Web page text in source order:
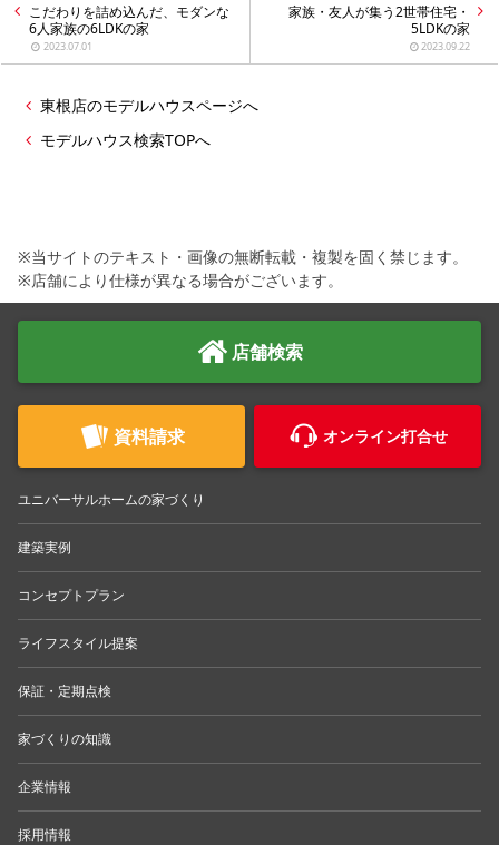
こだわりを詰め込んだ、モダンな
6人家族の6LDKの家
2023.07.01
家族・友人が集う2世帯住宅・
5LDKの家
2023.09.22
東根店のモデルハウスページへ
モデルハウス検索TOPへ
※当サイトのテキスト・画像の無断転載・複製を固く禁じます。
※店舗により仕様が異なる場合がございます。
店舗検索
資料請求 オンライン打合せ
ユニバーサルホームの家づくり
建築実例
コンセプトプラン
ライフスタイル提案
保証・定期点検
家づくりの知識
企業情報
採用情報